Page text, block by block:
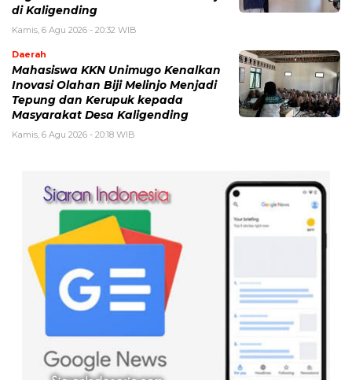
di Kaligending
Kamis, 6 Agu 2026 - 20:32 WIB
Daerah
Mahasiswa KKN Unimugo Kenalkan
Inovasi Olahan Biji Melinjo Menjadi
Tepung dan Kerupuk kepada
Masyarakat Desa Kaligending
Kamis, 6 Agu 2026 - 20:18 WIB